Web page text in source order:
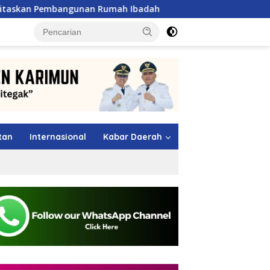
Rumah Ibadah Shindoka Kepri Raih Dua Emas di
Internasional Kabar Daerah